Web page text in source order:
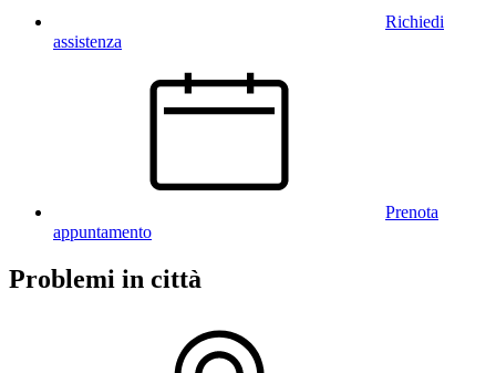
Richiedi
assistenza
Prenota
appuntamento
Problemi in città